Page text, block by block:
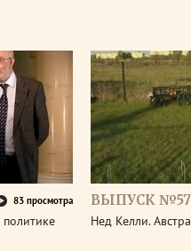
83 просмотра ВЫПУСК
Нед Келли.